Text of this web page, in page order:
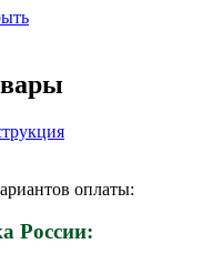
оплаты:
России: